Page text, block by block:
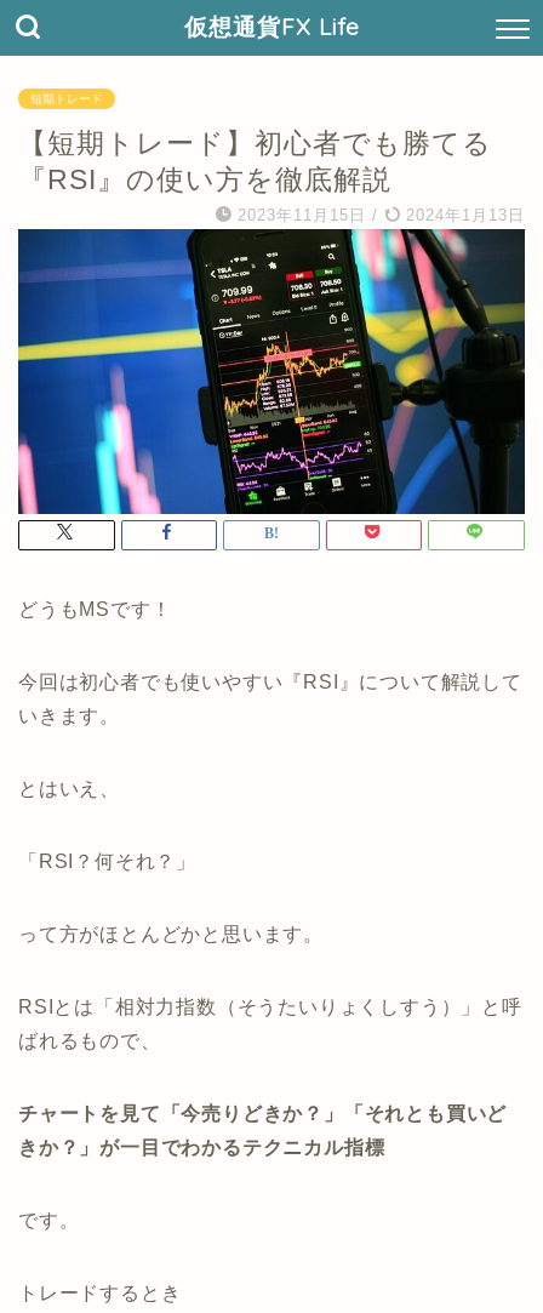
仮想通貨FX Life
短期トレード
【短期トレード】初心者でも勝てる
『RSI』の使い方を徹底解説
2023年11月15日 / 2024年1月13日
どうもMSです！
今回は初心者でも使いやすい『RSI』について解説して
いきます。
とはいえ、
「RSI？何それ？」
って方がほとんどかと思います。
RSIとは「相対力指数（そうたいりょくしすう）」と呼
ばれるもので、
チャートを見て「今売りどきか？」
「それとも買いど
きか？」 が一目でわかるテクニカル指標
です。
トレードするとき